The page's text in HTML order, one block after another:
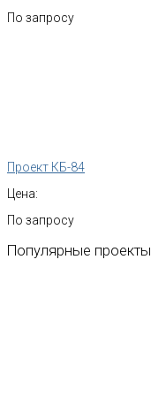
По запросу
Проект КБ-84
Цена:
По запросу
Популярные проекты